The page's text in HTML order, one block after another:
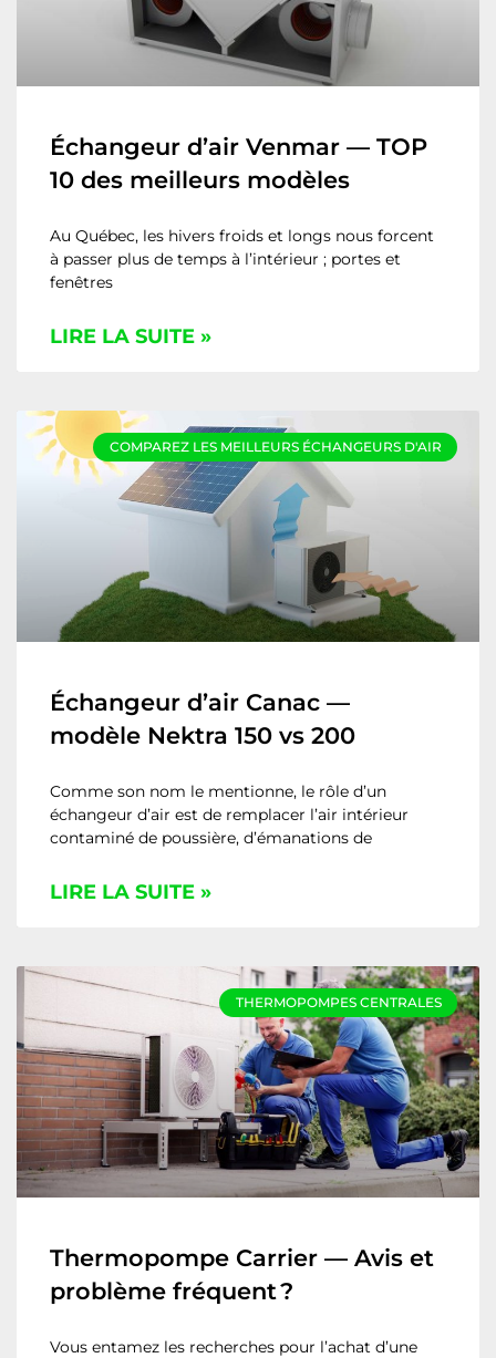
Échangeur d’air Venmar — TOP
10 des meilleurs modèles
Au Québec, les hivers froids et longs nous forcent
à passer plus de temps à l’intérieur ; portes et
fenêtres
LIRE LA SUITE »
COMPAREZ LES MEILLEURS ÉCHANGEURS D'AIR
Échangeur d’air Canac —
modèle Nektra 150 vs 200
Comme son nom le mentionne, le rôle d’un
échangeur d’air est de remplacer l’air intérieur
contaminé de poussière, d’émanations de
LIRE LA SUITE »
THERMOPOMPES CENTRALES
Thermopompe Carrier — Avis et
problème fréquent ?
Vous entamez les recherches pour l’achat d’une